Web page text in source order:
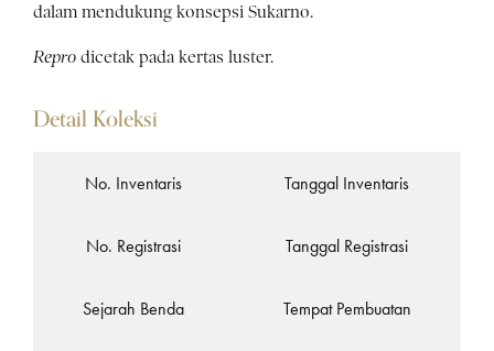
dalam mendukung konsepsi Sukarno.
Repro dicetak pada kertas luster.
Detail Koleksi
No. Inventaris Tanggal Inventaris
No. Registrasi Tanggal Registrasi
Sejarah Benda Tempat Pembuatan